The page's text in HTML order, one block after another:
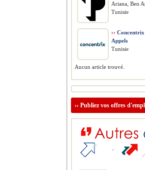
Ariana, Ben
Tunisie
›› Concentrix
Appels
Tunisie
Aucun article trouvé.
›› Publiez vos offres